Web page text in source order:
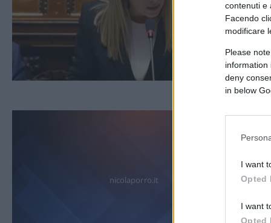
contenuti e
Facendo
modificare
Please
information
deny
in below
I want
Opted
I want
Opted
nicolaporro.it